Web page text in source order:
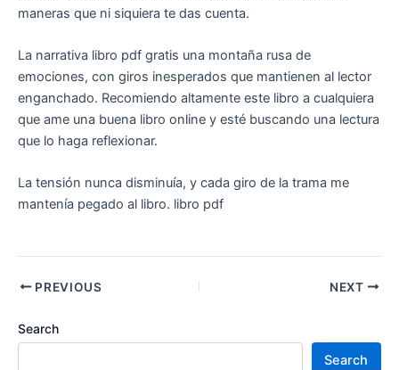
maneras que ni siquiera te das cuenta.
La narrativa libro pdf gratis una montaña rusa de
emociones, con giros inesperados que mantienen al lector
enganchado. Recomiendo altamente este libro a cualquiera
que ame una buena libro online​ y esté buscando una lectura
que lo haga reflexionar.
La tensión nunca disminuía, y cada giro de la trama me
mantenía pegado al libro. libro pdf
PREVIOUS NEXT
Search
Search